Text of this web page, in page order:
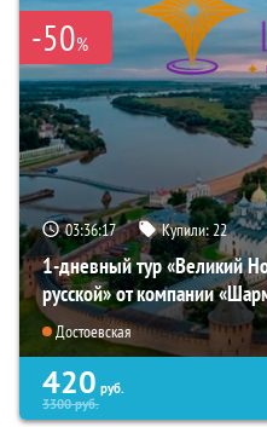
-50%
03:36:16 Купили:22
1-дневный тур «Великий
русской» от компании
Достоевская
420 руб.
3300руб.